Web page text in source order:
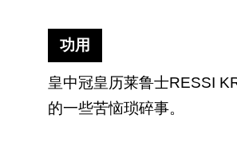
功用
皇中冠皇历莱鲁士RESSI
的一些苦恼琐碎事。